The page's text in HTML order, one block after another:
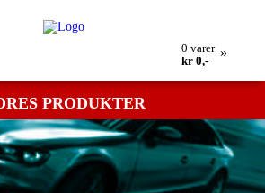
0 varer
kr 0,-
»
PRODUKTER